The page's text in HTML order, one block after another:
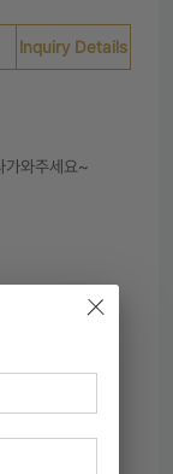
Inquiry Details
가와주세요~
Share